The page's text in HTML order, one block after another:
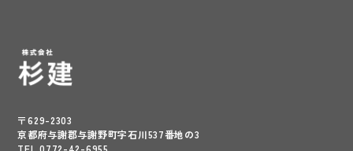
〒629-2303
京都府与謝郡与謝野町字石川537番地の3
TEL.0772-42-6955